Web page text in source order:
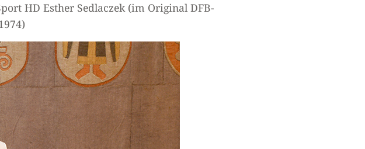
HD Esther Sedlaczek (im Original DFB-